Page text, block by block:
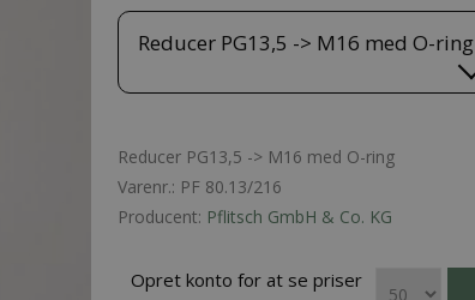
Reducer PG13,5 -> M16 med O-ring
Reducer PG13,5 -> M16 med O-ring
Varenr.: PF 80.13/216
Producent: Pflitsch GmbH & Co. KG
Opret konto for at se priser